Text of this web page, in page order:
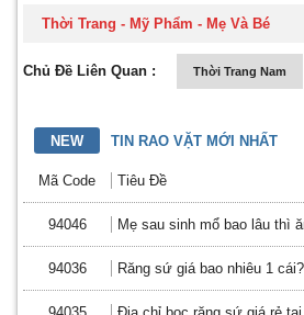
Thời Trang - Mỹ Phẩm - Mẹ Và Bé
Chủ Đề Liên Quan : Thời Trang Nam
NEW TIN RAO VẶT MỚI NHẤT
Mã Code Tiêu Đề
94046 Mẹ sau sinh mổ bao lâu thì
94036 Răng sứ giá bao nhiêu 1